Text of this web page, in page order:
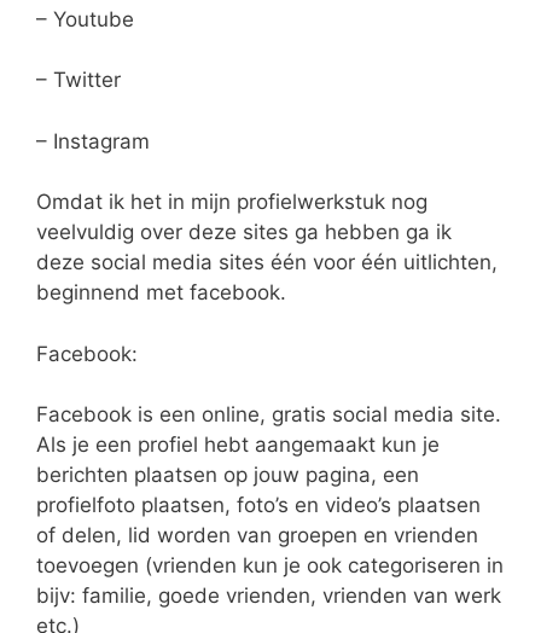
– Youtube
– Twitter
– Instagram
Omdat ik het in mijn profielwerkstuk nog
veelvuldig over deze sites ga hebben ga ik
deze social media sites één voor één uitlichten,
beginnend met facebook.
Facebook:
Facebook is een online, gratis social media site.
Als je een profiel hebt aangemaakt kun je
berichten plaatsen op jouw pagina, een
profielfoto plaatsen, foto’s en video’s plaatsen
of delen, lid worden van groepen en vrienden
toevoegen (vrienden kun je ook categoriseren in
bijv: familie, goede vrienden, vrienden van werk
etc.)